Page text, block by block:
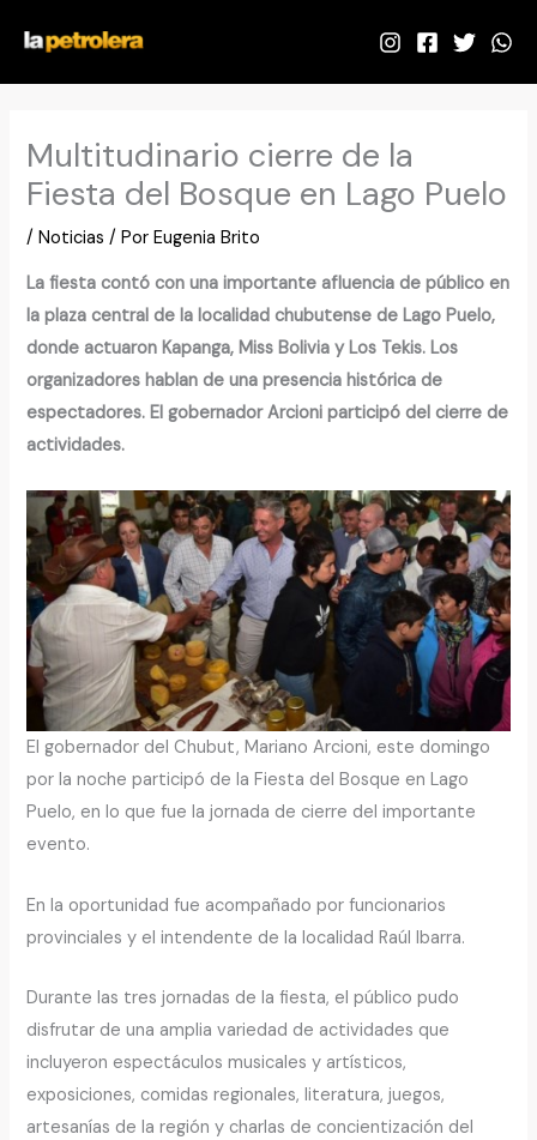
contenido
Multitudinario cierre de la
Fiesta del Bosque en Lago Puelo
/Noticias / PorEugenia Brito
La fiesta contó con una importante afluencia de público en
la plaza central de la localidad chubutense de Lago Puelo,
donde actuaron Kapanga, Miss Bolivia y Los Tekis. Los
organizadores hablan de una presencia histórica de
espectadores. El gobernador Arcioni participó del cierre de
actividades.
El gobernador del Chubut, Mariano Arcioni, este domingo
por la noche participó de la Fiesta del Bosque en Lago
Puelo, en lo que fue la jornada de cierre del importante
evento.
En la oportunidad fue acompañado por funcionarios
provinciales y el intendente de la localidad Raúl Ibarra.
Durante las tres jornadas de la fiesta, el público pudo
disfrutar de una amplia variedad de actividades que
incluyeron espectáculos musicales y artísticos,
exposiciones, comidas regionales, literatura, juegos,
artesanías de la región y charlas de concientización del